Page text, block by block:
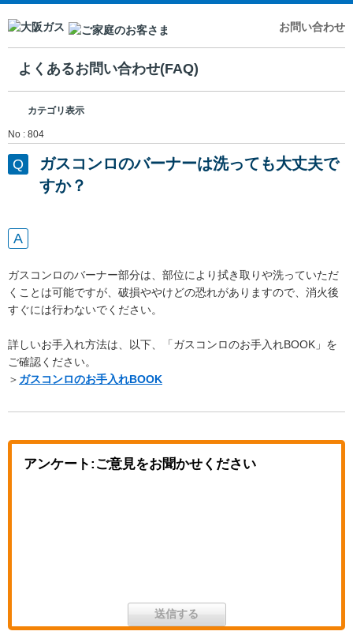
お問い合わせ
よくあるお問い合わせ(FAQ)
カテゴリ表示
No : 804
ガスコンロのバーナーは洗っても大丈夫で
すか？
ガスコンロのバーナー部分は、部位により拭き取りや洗っていただ
くことは可能ですが、破損ややけどの恐れがありますので、消火後
すぐには行わないでください。
詳しいお手入れ方法は、以下、「ガスコンロのお手入れBOOK」を
ご確認ください。
＞ ガスコンロのお手入れBOOK
アンケート:ご意見をお聞かせください